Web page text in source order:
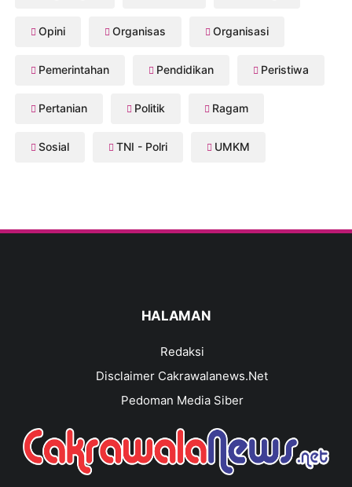
Opini Organisas Organisasi
Pemerintahan Pendidikan Peristiwa
Pertanian Politik Ragam
Sosial TNI - Polri UMKM
HALAMAN
Redaksi
Disclaimer Cakrawalanews.Net
Pedoman Media Siber